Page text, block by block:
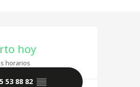
y datos de
hoy
horarios
53 88 82 ▒▒